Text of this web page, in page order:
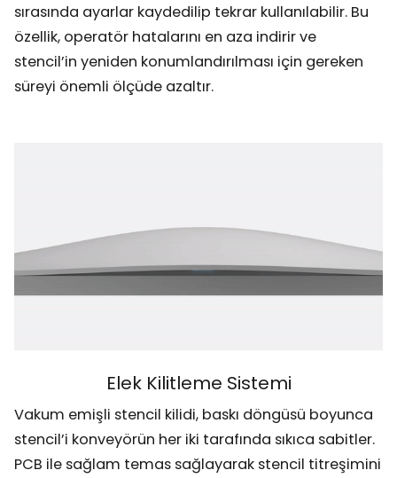
sırasında ayarlar kaydedilip tekrar kullanılabilir. Bu
özellik, operatör hatalarını en aza indirir ve
stencil’in yeniden konumlandırılması için gereken
süreyi önemli ölçüde azaltır.
Elek Kilitleme Sistemi
Vakum emişli stencil kilidi, baskı döngüsü boyunca
stencil’i konveyörün her iki tarafında sıkıca sabitler.
PCB ile sağlam temas sağlayarak stencil titreşimini